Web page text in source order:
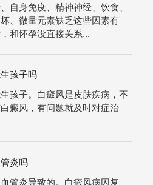
自身免疫、精神神经、饮食、
、微量元素缺乏这些因素有
和怀孕没直接关系...
孩子吗
孩子。白癜风是皮肤疾病，不
癜风，有问题就及时对症治
炎吗
管炎导致的。白癜风病因复